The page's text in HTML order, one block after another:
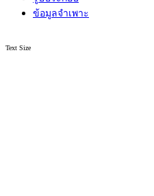
ข้อมูลจำเพาะ
Text Size